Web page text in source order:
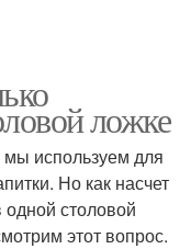
ложке
мы используем для
Но как насчет
одной столовой
этот вопрос.